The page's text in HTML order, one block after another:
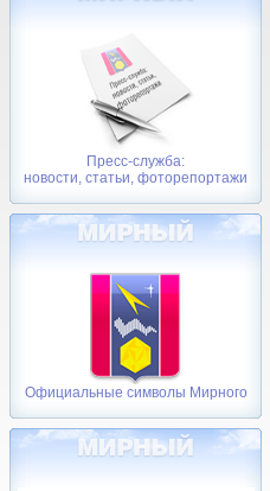
Пресс-служба:
новости, статьи, фоторепортажи
Официальные символы Мирного